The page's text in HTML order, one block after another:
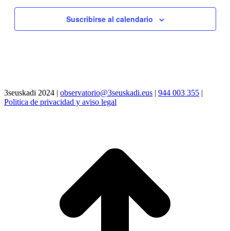
Suscribirse al calendario
3seuskadi 2024 | observatorio@3seuskadi.eus | 944 003 355 |
Politica de privacidad y aviso legal